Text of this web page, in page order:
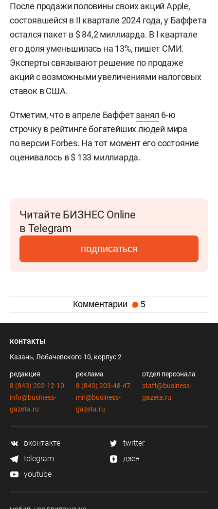
После продажи половины своих акций Apple,
состоявшейся в II квартале 2024 года, у Баффета
остался пакет в $ 84,2 миллиарда. В I квартале
его доля уменьшилась на 13%, пишет СМИ.
Эксперты связывают решение по продаже
акций с возможными увеличениями налоговых
ставок в США.
Отметим, что в апреле Баффетзанял 6-ю
строчку в рейтинге богатейших людей мира
по версии Forbes. На тот момент его состояние
оценивалось в $ 133 миллиарда.
Читайте БИЗНЕС Online
в Telegram
подписаться
Комментарии 5
контакты
Казань, Лобачевского 10, корпус 2
редакция
8 (843) 202-12-10
info@business-
gazeta.ru
реклама
8 (843) 203-48-47
mir@business-
gazeta.ru
отдел персонала
staff@business-
gazeta.ru
вконтакте
twitter
telegram
дзен
youtube